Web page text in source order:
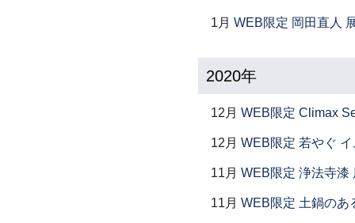
1月 WEB限定 岡田直人
2020年
12月 WEB限定 Climax
12月 WEB限定 若やぐ
11月 WEB限定 浄法寺漆
11月 WEB限定 土鍋のあ